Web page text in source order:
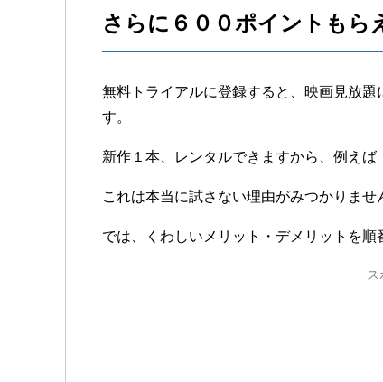
さらに６００ポイントもら
無料トライアルに登録すると、映画見放
す。
新作１本、レンタルできますから、例えば
これは本当に試さない理由がみつかりませ
では、くわしいメリット・デメリットを順
ス